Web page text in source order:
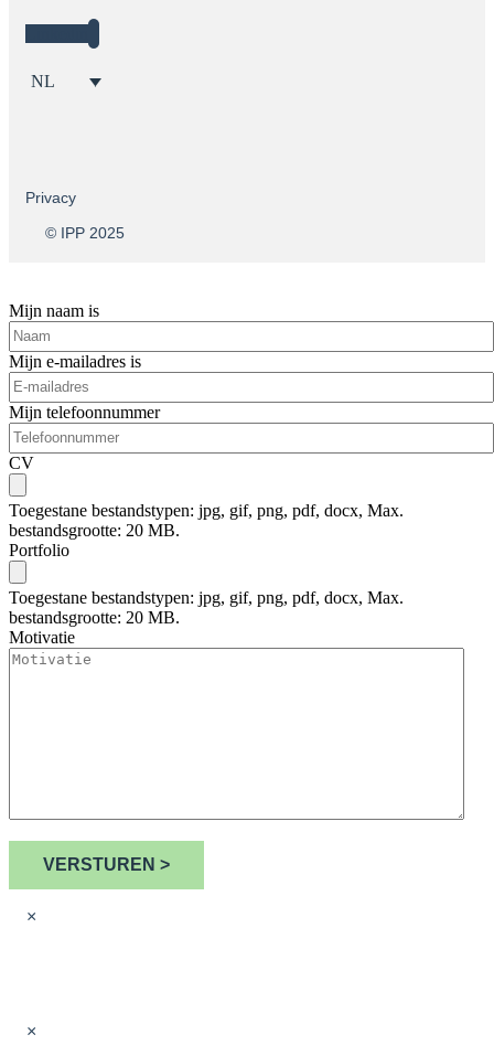
NL
Privacy
© IPP 2025
Mijn naam is
Mijn e-mailadres is
Mijn telefoonnummer
CV
Toegestane bestandstypen: jpg, gif, png, pdf, docx, Max.
bestandsgrootte: 20 MB.
Portfolio
Toegestane bestandstypen: jpg, gif, png, pdf, docx, Max.
bestandsgrootte: 20 MB.
Motivatie
* verplicht
VERSTUREN >
×
×